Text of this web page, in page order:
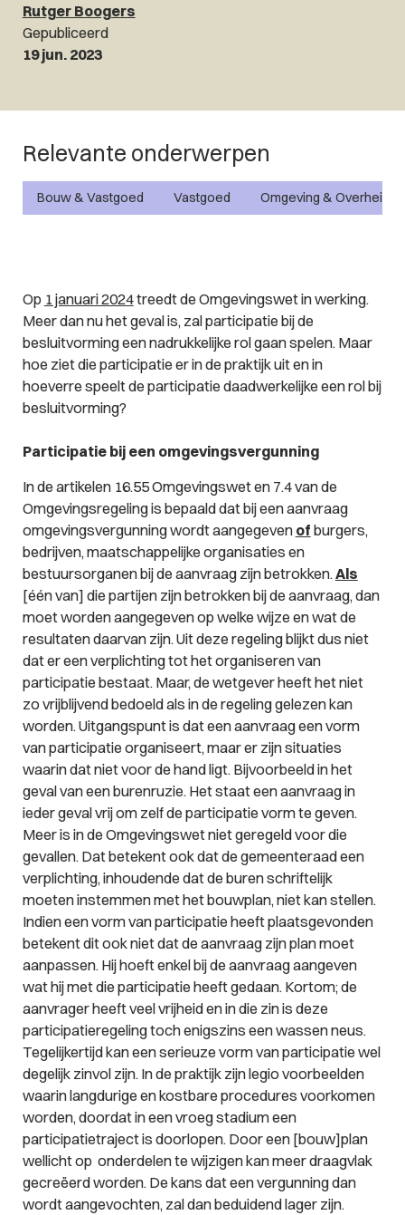
Rutger Boogers
Gepubliceerd
19 jun. 2023
Relevante onderwerpen
Bouw & Vastgoed Vastgoed Omgeving & Overheid
Op 1 januari 2024treedt de Omgevingswet in werking.
Meer dan nu het geval is, zal participatie bij de
besluitvorming een nadrukkelijke rol gaan spelen. Maar
hoe ziet die participatie er in de praktijk uit en in
hoeverre speelt de participatie daadwerkelijke een rol bij
besluitvorming?
Participatie bij een omgevingsvergunning
In de artikelen 16.55 Omgevingswet en 7.4 van de
Omgevingsregeling is bepaald dat bij een aanvraag
omgevingsvergunning wordt aangegeven of burgers,
bedrijven, maatschappelijke organisaties en
bestuursorganen bij de aanvraag zijn betrokken.Als
[één van] die partijen zijn betrokken bij de aanvraag, dan
moet worden aangegeven op welke wijze en wat de
resultaten daarvan zijn. Uit deze regeling blijkt dus niet
dat er een verplichting tot het organiseren van
participatie bestaat. Maar, de wetgever heeft het niet
zo vrijblijvend bedoeld als in de regeling gelezen kan
worden. Uitgangspunt is dat een aanvraag een vorm
van participatie organiseert, maar er zijn situaties
waarin dat niet voor de hand ligt. Bijvoorbeeld in het
geval van een burenruzie. Het staat een aanvraag in
ieder geval vrij om zelf de participatie vorm te geven.
Meer is in de Omgevingswet niet geregeld voor die
gevallen. Dat betekent ook dat de gemeenteraad een
verplichting, inhoudende dat de buren schriftelijk
moeten instemmen met het bouwplan, niet kan stellen.
Indien een vorm van participatie heeft plaatsgevonden
betekent dit ook niet dat de aanvraag zijn plan moet
aanpassen. Hij hoeft enkel bij de aanvraag aangeven
wat hij met die participatie heeft gedaan. Kortom; de
aanvrager heeft veel vrijheid en in die zin is deze
participatieregeling toch enigszins een wassen neus.
Tegelijkertijd kan een serieuze vorm van participatie wel
degelijk zinvol zijn. In de praktijk zijn legio voorbeelden
waarin langdurige en kostbare procedures voorkomen
worden, doordat in een vroeg stadium een
participatietraject is doorlopen. Door een [bouw]plan
wellicht op onderdelen te wijzigen kan meer draagvlak
gecreëerd worden. De kans dat een vergunning dan
wordt aangevochten, zal dan beduidend lager zijn.